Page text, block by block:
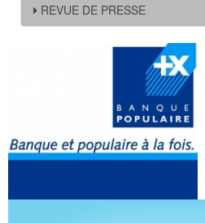
REVUE DE PRESSE